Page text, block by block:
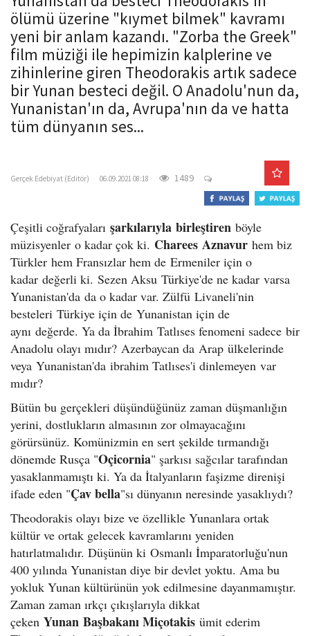
o
n
ölümü üzerine "kıymet bilmek" kavramı
yeni bir anlam kazandı. "Zorba the Greek"
film müziği ile hepimizin kalplerine ve
zihinlerine giren Theodorakis artık sadece
bir Yunan besteci değil. O Anadolu'nun da,
Yunanistan'ın da, Avrupa'nın da ve hatta
tüm dünyanın ses...
Gerçek Edebiyat (Editör) 06.09.2021 08:18 1489
Çeşitli coğrafyaları şarkılarıyla birleştiren böyle
müzisyenler o kadar çok ki. Charees Aznavur hem biz
Türkler hem Fransızlar hem de Ermeniler için o
kadar değerli ki. Sezen Aksu Türkiye'de ne kadar varsa
Yunanistan'da da o kadar var. Zülfü Livaneli'nin
besteleri Türkiye için de Yunanistan için de
aynı değerde. Ya da İbrahim Tatlıses fenomeni sadece bir
Anadolu olayı mıdır? Azerbaycan da Arap ülkelerinde
veya Yunanistan'da ibrahim Tatlıses'i dinlemeyen var
mıdır?
Bütün bu gerçekleri düşündüğünüz zaman düşmanlığın
yerini, dostlukların almasının zor olmayacağını
görürsünüz. Komünizmin en sert şekilde tırmandığı
dönemde Rusça "Oçicornia" şarkısı sağcılar tarafından
yasaklanmamıştı ki. Ya da İtalyanların faşizme direnişi
ifade eden "Çav bella"sı dünyanın neresinde yasaklıydı?
Theodorakis olayı bize ve özellikle Yunanlara ortak
kültür ve ortak gelecek kavramlarını yeniden
hatırlatmalıdır. Düşünün ki Osmanlı İmparatorluğu'nun
400 yılında Yunanistan diye bir devlet yoktu. Ama bu
yokluk Yunan kültürünün yok edilmesine dayanmamıştır.
Zaman zaman ırkçı çıkışlarıyla dikkat
çeken Yunan Başbakanı Miçotakis ümit ederim